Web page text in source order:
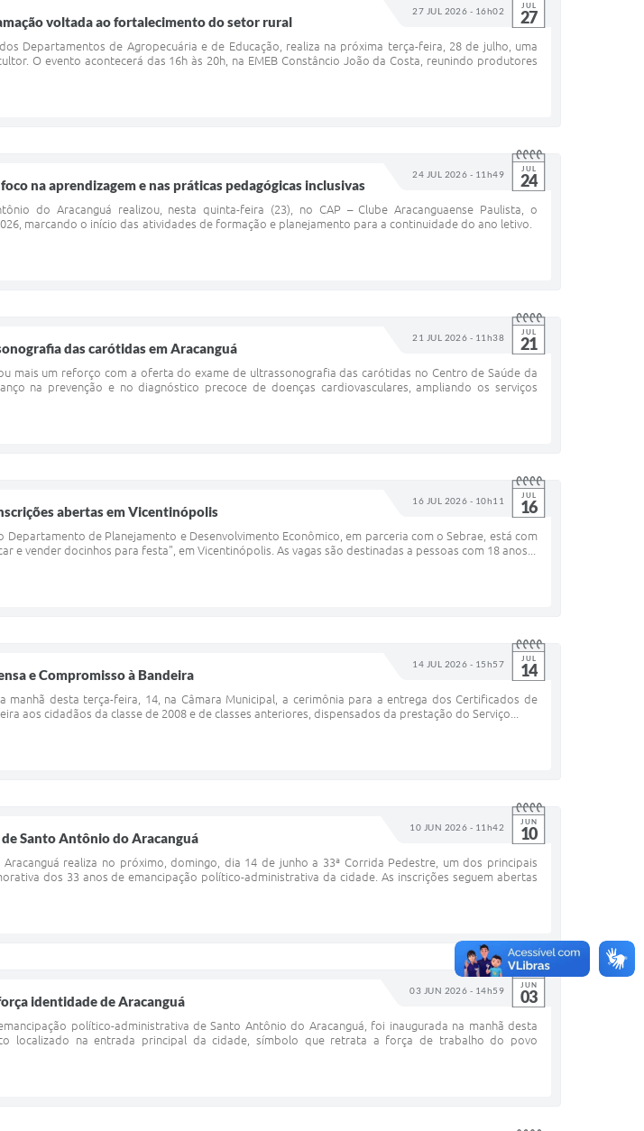
27 JUL 2026 - 16h02 JUL
27
voltada ao fortalecimento do setor rural
Departamentos de Agropecuária e de Educação, realiza na próxima terça-feira, 28 de julho, uma
O evento acontecerá das 16h às 20h, na EMEB Constâncio João da Costa, reunindo produtores
24 JUL 2026 - 11h49 JUL
24
na aprendizagem e nas práticas pedagógicas inclusivas
do Aracanguá realizou, nesta quinta-feira (23), no CAP – Clube Aracanguaense Paulista, o
marcando o início das atividades de formação e planejamento para a continuidade do ano letivo.
21 JUL 2026 - 11h38 JUL
21
das carótidas em Aracanguá
mais um reforço com a oferta do exame de ultrassonografia das carótidas no Centro de Saúde da
na prevenção e no diagnóstico precoce de doenças cardiovasculares, ampliando os serviços
16 JUL 2026 - 10h11 JUL
16
abertas em Vicentinópolis
de Planejamento e Desenvolvimento Econômico, em parceria com o Sebrae, está com
e vender docinhos para festa", em Vicentinópolis. As vagas são destinadas a pessoas com 18 anos...
14 JUL 2026 - 15h57 JUL
14
e Compromisso à Bandeira
desta terça-feira, 14, na Câmara Municipal, a cerimônia para a entrega dos Certificados de
aos cidadãos da classe de 2008 e de classes anteriores, dispensados da prestação do Serviço...
10 JUN 2026 - 11h42 JUN
10
Santo Antônio do Aracanguá
realiza no próximo, domingo, dia 14 de junho a 33ª Corrida Pedestre, um dos principais
dos 33 anos de emancipação político-administrativa da cidade. As inscrições seguem abertas
03 JUN 2026 - 14h59 JUN
03
identidade de Aracanguá
político-administrativa de Santo Antônio do Aracanguá, foi inaugurada na manhã desta
localizado na entrada principal da cidade, símbolo que retrata a força de trabalho do povo